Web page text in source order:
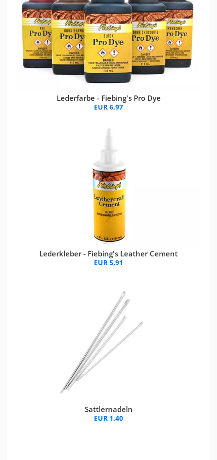
Lederfarbe - Fiebing's Pro Dye
EUR 6,97
Lederkleber - Fiebing's Leather Cement
EUR 5,91
Sattlernadeln
EUR 1,40